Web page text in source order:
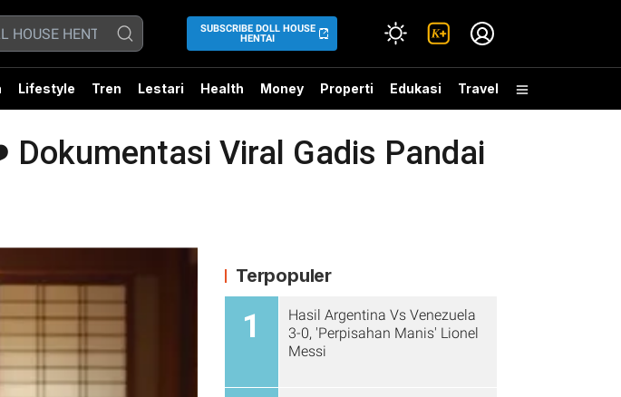
SUBSCRIBE DOLL HOUSE
HENTAI
Lifestyle Tren Lestari Health Money Properti Edukasi Travel
Dokumentasi Viral Gadis Pandai
Terpopuler
1
Hasil Argentina Vs Venezuela
3-0, 'Perpisahan Manis' Lionel
Messi